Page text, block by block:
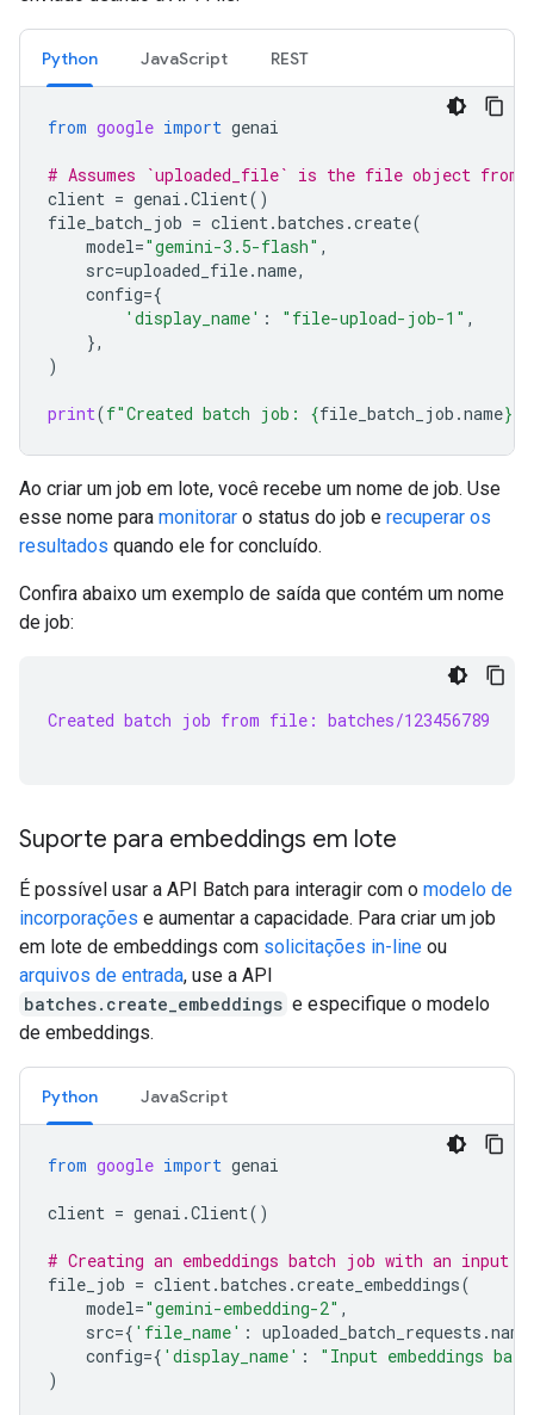
Python JavaScript REST
from google import genai
# Assumes `uploaded_file` is the file object from
client = genai .Client()
file_batch_job = client.batches .create(
model="gemini-3.5-flash" ,
src=uploaded_file.name,
config={
'display_name' : "file-upload-job-1" ,
},
)
print(f"Created batch job: {file_batch_job .name}
Ao criar um job em lote, você recebe um nome de job. Use
esse nome para monitorar o status do job e recuperar os
resultados quando ele for concluído.
Confira abaixo um exemplo de saída que contém um nome
de job:
Created batch job from file: batches/123456789
Suporte para embeddings em lote
É possível usar a API Batch para interagir com o modelo de
incorporações e aumentar a capacidade. Para criar um job
em lote de embeddings com solicitações in-line ou
arquivos de entrada, use a API
batches.create_embeddings e especifique o modelo
de embeddings.
Python JavaScript
from google import genai
client = genai .Client()
# Creating an embeddings batch job with an input
file_job = client.batches .create_embeddings(
model="gemini-embedding-2" ,
src={ 'file_name' : uploaded_batch_requests .name
config={ 'display_name' :
"Input embeddings
)